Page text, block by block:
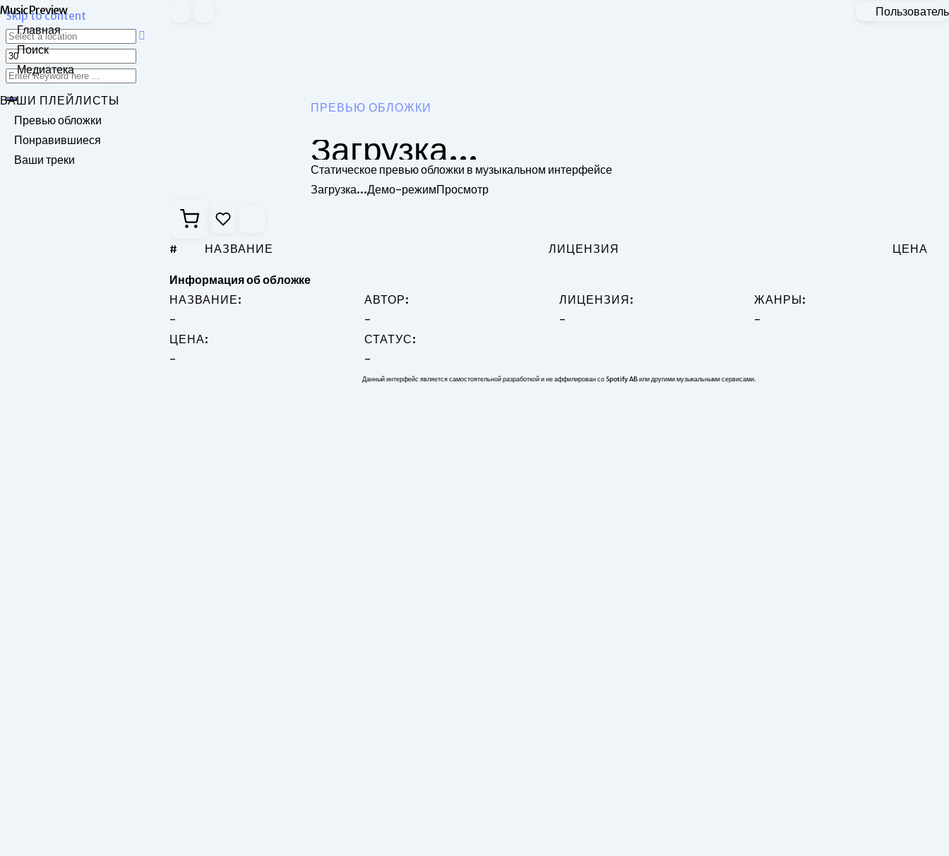
Skip to content
Music Preview
Главная
Поиск
Медиатека
ВАШИ ПЛЕЙЛИСТЫ
Превью обложки
Понравившиеся
Ваши треки
Пользователь
ПРЕВЬЮ ОБЛОЖКИ
Загрузка...
Статическое превью обложки в музыкальном интерфейсе
Загрузка...Демо-режимПросмотр
# НАЗВАНИЕ ЛИЦЕНЗИЯ ЦЕНА
Информация об обложке
НАЗВАНИЕ:
-
АВТОР:
-
ЛИЦЕНЗИЯ:
-
ЖАНРЫ:
-
ЦЕНА:
-
СТАТУС:
-
Данный интерфейс является самостоятельной разработкой и не аффилирован со Spotify AB или другими музыкальными сервисами.